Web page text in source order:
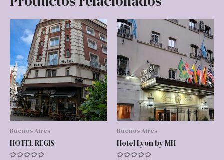
Buenos Aires
HOTEL REGIS
Buenos Aires
Hotel Lyon by MH